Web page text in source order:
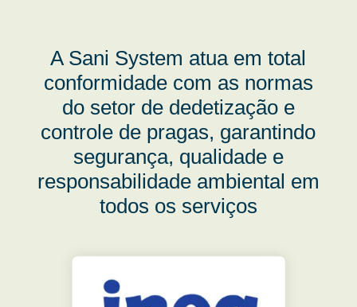
A Sani System atua em total
conformidade com as normas
do setor de dedetização e
controle de pragas, garantindo
segurança, qualidade e
responsabilidade ambiental em
todos os serviços